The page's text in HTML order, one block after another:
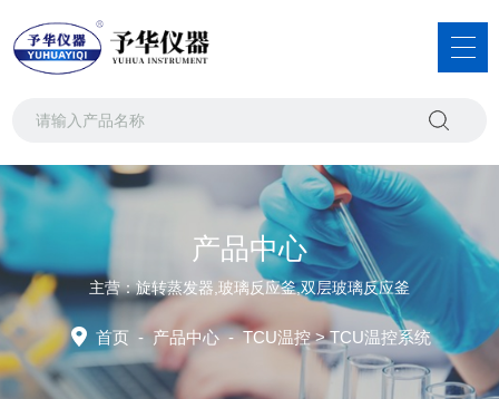
产品中心
主营：旋转蒸发器,玻璃反应釜,双层玻璃反应釜
首页 - 产品中心-TCU温控> TCU温控系统